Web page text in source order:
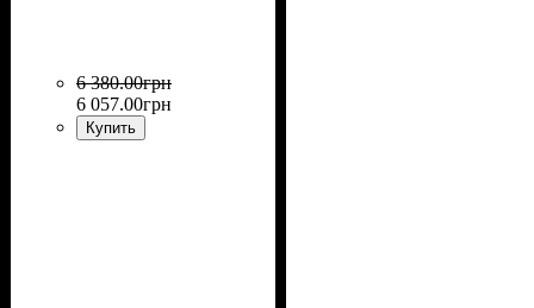
6 380.00грн
6 057.00грн
Купить